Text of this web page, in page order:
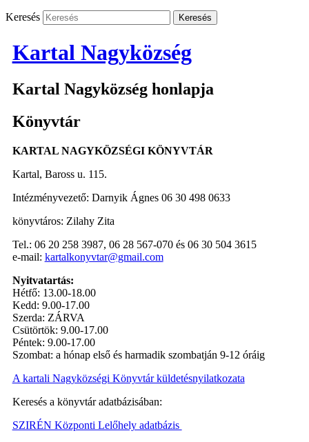
Keresés
Kartal Nagyközség
Kartal Nagyközség honlapja
Könyvtár
KARTAL NAGYKÖZSÉGI KÖNYVTÁR
Kartal, Baross u. 115.
Intézményvezető: Darnyik Ágnes 06 30 498 0633
könyvtáros: Zilahy Zita
Tel.: 06 20 258 3987, 06 28 567-070 és 06 30 504 3615
e-mail: kartalkonyvtar@gmail.com
Nyitvatartás:
Hétfő: 13.00-18.00
Kedd: 9.00-17.00
Szerda: ZÁRVA
Csütörtök: 9.00-17.00
Péntek: 9.00-17.00
Szombat: a hónap első és harmadik szombatján 9-12 óráig
A kartali Nagyközségi Könyvtár küldetésnyilatkozata
Keresés a könyvtár adatbázisában:
SZIRÉN Központi Lelőhely adatbázis